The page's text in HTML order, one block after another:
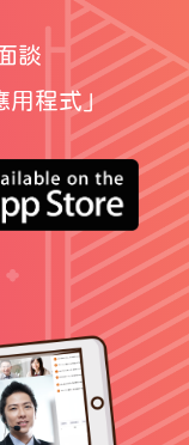
談
用程式」